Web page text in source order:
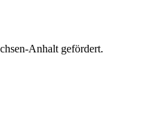
Anhalt gefördert.